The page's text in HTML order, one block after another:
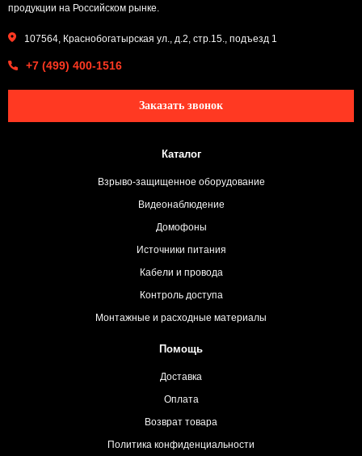
продукции на Российском рынке.
107564, Краснобогатырская ул., д.2, стр.15., подъезд 1
+7 (499) 400-1516
Заказать звонок
Каталог
Взрыво-защищенное оборудование
Видеонаблюдение
Домофоны
Источники питания
Кабели и провода
Контроль доступа
Монтажные и расходные материалы
Помощь
Доставка
Оплата
Возврат товара
Политика конфиденциальности